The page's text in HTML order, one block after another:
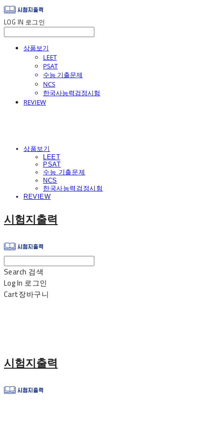
LOG IN 로그인
상품보기
LEET
PSAT
수능 기출문제
NCS
한국사능력검정시험
REVIEW
상품보기
LEET
PSAT
수능 기출문제
NCS
한국사능력검정시험
REVIEW
시험지출력
Search 검색
Log In 로그인
Cart장바구니
시험지출력